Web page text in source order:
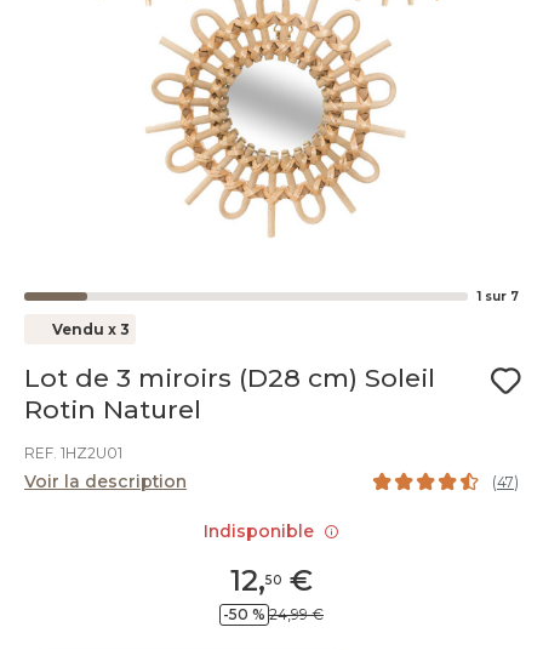
1 sur 7
Vendu x 3
Lot de 3 miroirs (D28 cm) Soleil
Rotin Naturel
REF. 1HZ2U01
Voir la description (47)
12,50 €
-50 % 24,99 €